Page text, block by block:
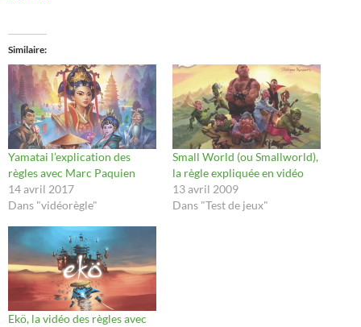
Similaire
Yamatai l’explication des
règles avec Marc Paquien
14 avril 2017
Dans "vidéorègle"
Small World (ou Smallworld),
la règle expliquée en vidéo
13 avril 2009
Dans "Test de jeux"
Ekö, la vidéo des règles avec